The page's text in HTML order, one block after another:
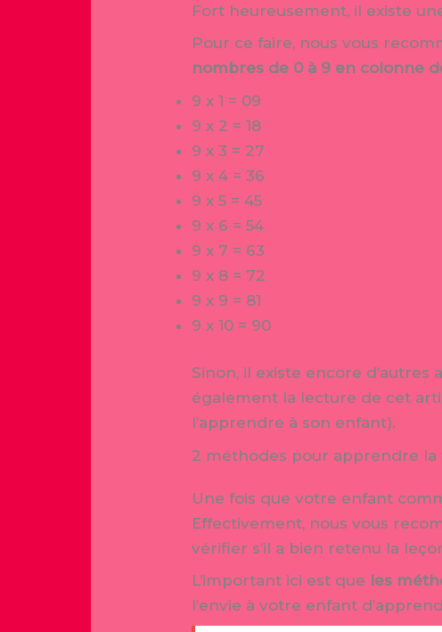
Fort heureusement, il existe
Pour ce faire, nous vous
nombres de 0 à 9 en colonne
9 x 1 = 09
9 x 2 = 18
9 x 3 = 27
9 x 4 = 36
9 x 5 = 45
9 x 6 = 54
9 x 7 = 63
9 x 8 = 72
9 x 9 = 81
9 x 10 = 90
Sinon, il existe encore d’autres
également la lecture de cet
l’apprendre à son enfant).
2 méthodes pour apprendre
Une fois que votre enfant
Effectivement, nous vous
vérifier s’il a bien retenu la
L’important ici est que les
l’envie à votre enfant